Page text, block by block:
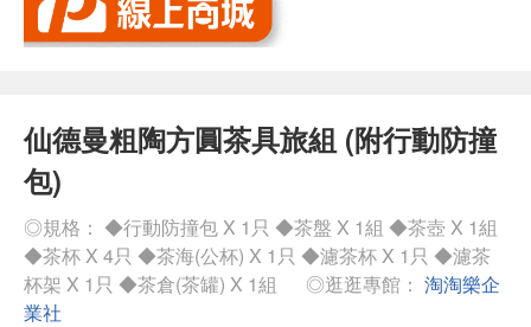
仙德曼粗陶方圓茶具旅組 (附行動防撞
包)
◎規格： ◆行動防撞包 X 1只 ◆茶盤 X 1組 ◆茶壺 X 1組
◆茶杯 X 4只 ◆茶海(公杯) X 1只 ◆濾茶杯 X 1只 ◆濾茶
杯架 X 1只 ◆茶倉(茶罐) X 1組
◎逛逛專館： 淘淘樂企
業社